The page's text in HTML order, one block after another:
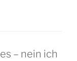
– nein ich